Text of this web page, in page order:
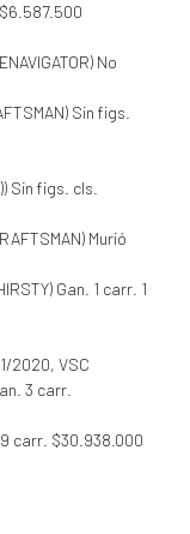
$6.587.500
No
Sin figs.
Sin figs. cls.
Murió
Gan. 1 carr. 1
2020, VSC
3 carr.
9 carr. $30.938.000